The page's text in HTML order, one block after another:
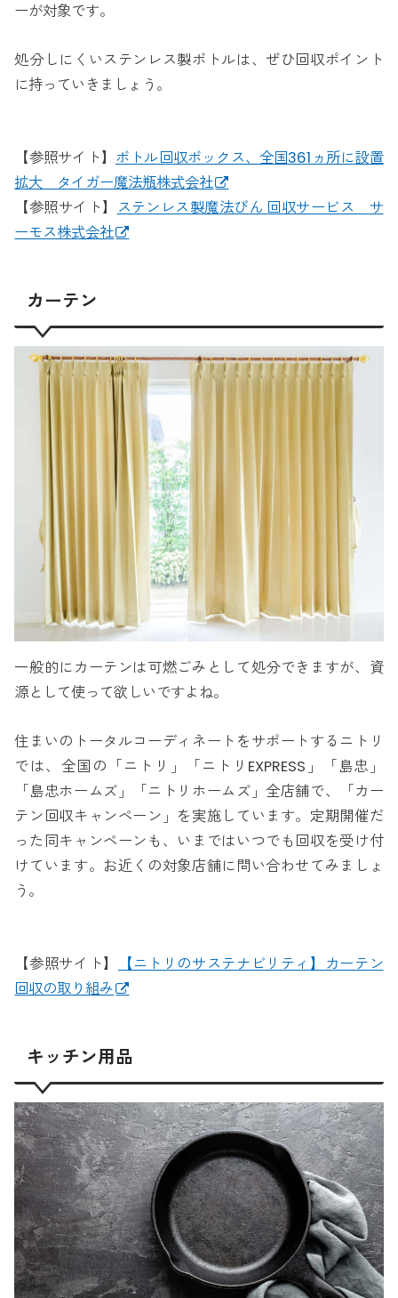
ーが対象です。
処分しにくいステンレス製ボトルは、ぜひ回収ポイント
に持っていきましょう。
【参照サイト】 ボトル回収ボックス、全国361ヵ所に設置
拡大 タイガー魔法瓶株式会社
【参照サイト】
ステンレス製魔法びん 回収サービス サ
ーモス株式会社
カーテン
一般的にカーテンは可燃ごみとして処分できますが、資
源として使って欲しいですよね。
住まいのトータルコーディネートをサポートするニトリ
では、全国の「ニトリ」「ニトリEXPRESS」「島忠」
「島忠ホームズ」「ニトリホームズ」全店舗で、「カー
テン回収キャンペーン」を実施しています。定期開催だ
った同キャンペーンも、いまではいつでも回収を受け付
けています。お近くの対象店舗に問い合わせてみましょ
う。
【参照サイト】
【ニトリのサステナビリティ】カーテン
回収の取り組み
キッチン用品